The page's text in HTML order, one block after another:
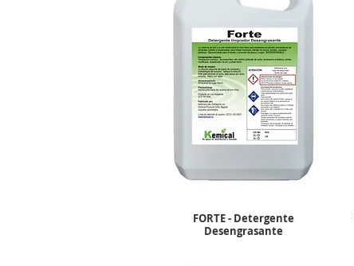
FORTE - Detergente
Desengrasante